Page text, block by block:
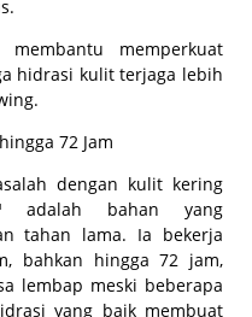
memperkuat
hidrasi kulit terjaga lebih
72 Jam
dengan kulit kering
adalah bahan yang
tahan lama. Ia bekerja
bahkan hingga 72 jam,
lembap meski beberapa
yang baik membuat